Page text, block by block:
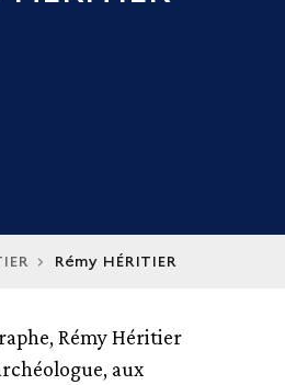
Rémy HÉRITIER
Rémy Héritier
aux